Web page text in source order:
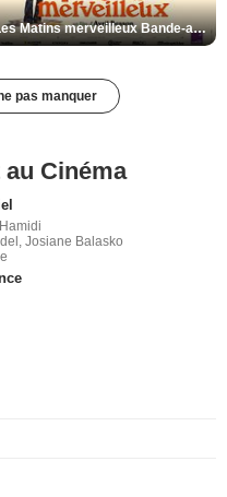
Les Matins merveilleux Bande-annonce VF
pas manquer
Cinéma
Josiane Balasko